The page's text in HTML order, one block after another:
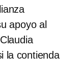
apoyo al
la contienda